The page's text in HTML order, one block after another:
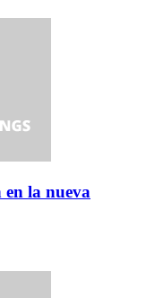
en la nueva